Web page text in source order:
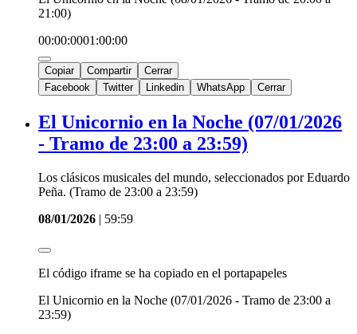
21:00)
00:00:0001:00:00
Copiar Compartir
Cerrar
Facebook
Twitter Linkedin WhatsApp Cerrar
El Unicornio en la Noche (07/01/2026
- Tramo de 23:00 a 23:59)
Los clásicos musicales del mundo, seleccionados por Eduardo
Peña. (Tramo de 23:00 a 23:59)
08/01/2026 | 59:59
El código iframe se ha copiado en el portapapeles
El Unicornio en la Noche (07/01/2026 - Tramo de 23:00 a
23:59)